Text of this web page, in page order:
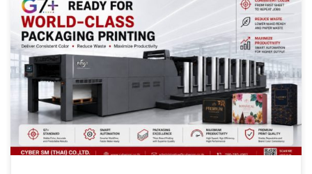
ยกระดับการผลิตบรรจุภัณฑ์ของคุณด้วย RMGT 1060LX พร้ […]